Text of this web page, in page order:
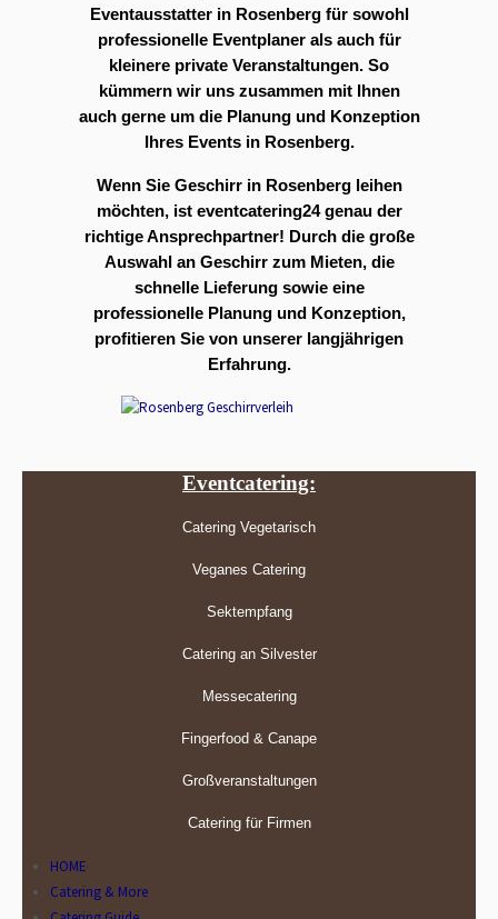
Eventausstatter in Rosenberg für sowohl
professionelle Eventplaner als auch für
kleinere private Veranstaltungen. So
kümmern wir uns zusammen mit Ihnen
auch gerne um die Planung und Konzeption
Ihres Events in Rosenberg.
Wenn Sie Geschirr in Rosenberg leihen
möchten, ist eventcatering24 genau der
richtige Ansprechpartner! Durch die große
Auswahl an Geschirr zum Mieten, die
schnelle Lieferung sowie eine
professionelle Planung und Konzeption,
profitieren Sie von unserer langjährigen
Erfahrung.
Eventcatering:
Catering Vegetarisch
Veganes Catering
Sektempfang
Catering an Silvester
Messecatering
Fingerfood & Canape
Großveranstaltungen
Catering für Firmen
HOME
Catering & More